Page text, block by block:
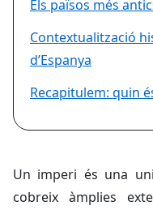
Els països més
Contextualització
d’Espanya
Recapitulem: quin
Un imperi és una
cobreix àmplies